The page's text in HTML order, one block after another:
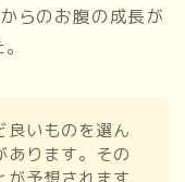
らのお腹の成長が
良いものを選ん
あります。その